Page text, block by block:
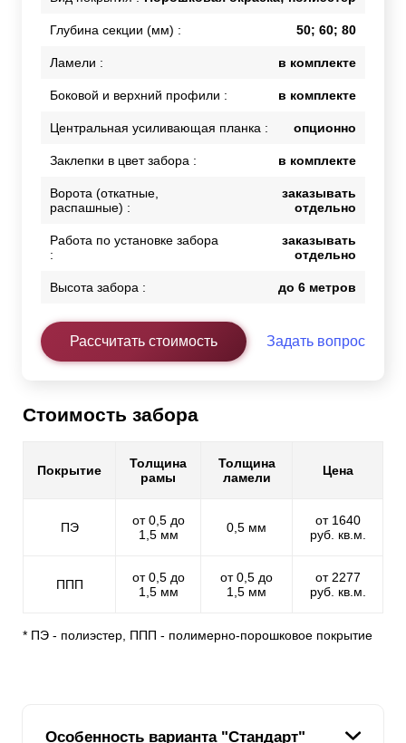
Глубина секции (мм) : 50; 60; 80
Ламели : в комплекте
Боковой и верхний профили : в комплекте
Центральная усиливающая планка : опционно
Заклепки в цвет забора : в комплекте
Ворота (откатные,
распашные) :
заказывать
отдельно
Работа по установке забора
:
заказывать
отдельно
Высота забора : до 6 метров
Рассчитать стоимость Задать вопрос
Стоимость забора
Покрытие
Толщина
рамы
Толщина
ламели
Цена
ПЭ
от 0,5 до
1,5 мм
0,5 мм
от 1640
руб. кв.м.
ППП
от 0,5 до
1,5 мм
от 0,5 до
1,5 мм
от 2277
руб. кв.м.
* ПЭ - полиэстер, ППП - полимерно-порошковое покрытие
Особенность варианта "Стандарт"